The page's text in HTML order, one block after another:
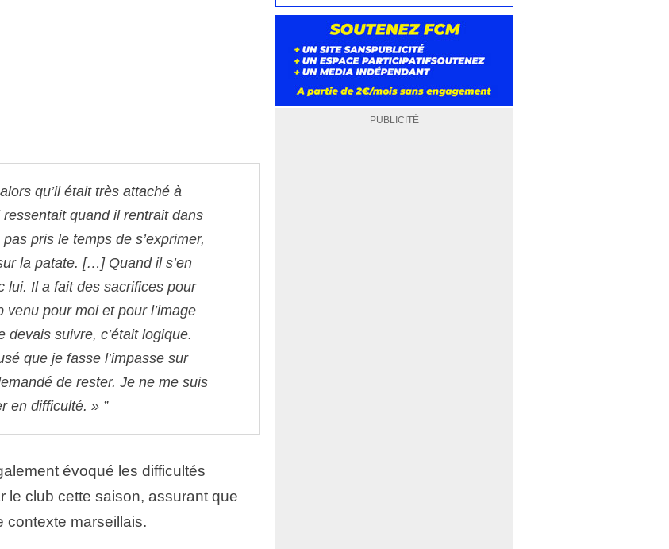
PUBLICITÉ
qu’il était très attaché à
ressentait quand il rentrait dans
pris le temps de s’exprimer,
la patate. […] Quand il s’en
lui. Il a fait des sacrifices pour
venu pour moi et pour l’image
devais suivre, c’était logique.
que je fasse l’impasse sur
de rester. Je ne me suis
en difficulté. »
évoqué les difficultés
le club cette saison, assurant que
contexte marseillais.